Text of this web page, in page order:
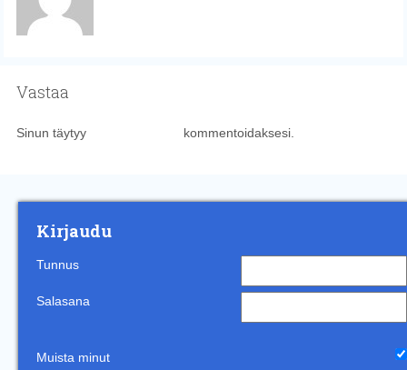
Vastaa
Sinun täytyy kommentoidaksesi.
Kirjaudu
Tunnus
Salasana
Muista minut